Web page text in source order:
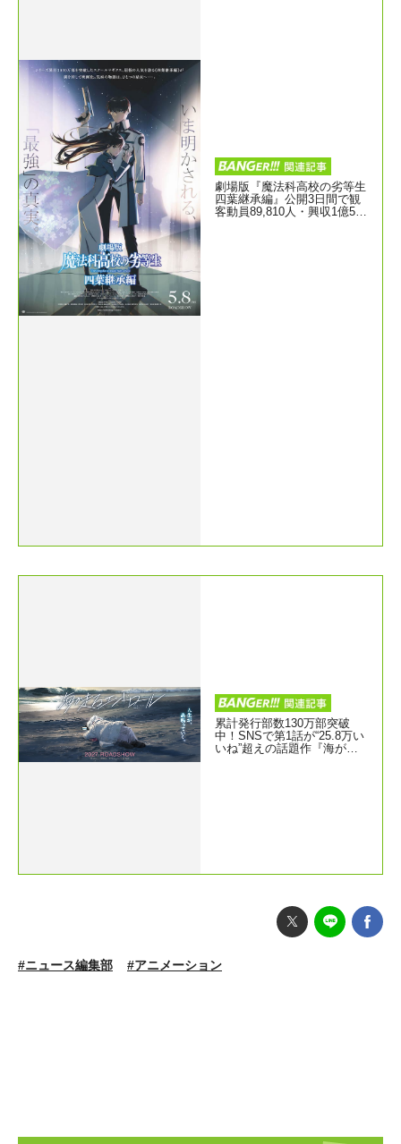
劇場版『魔法科高校の劣等生
四葉継承編』公開3日間で観
客動員89,810人・興収1億517
累計発行部数130万部突破
中！SNSで第1話が“25.8万い
いね”超えの話題作『海が走
#ニュース編集部 #アニメーション